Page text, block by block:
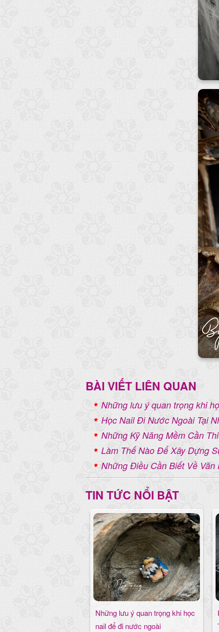
BÀI VIẾT LIÊN QUAN
Những lưu ý quan trọng khi
Học Nail Đi Nước Ngoài Tại
Những Kỹ Năng Mềm Cần
Làm Thế Nào Để Xây Dựng
Những Điều Cần Biết Về
TIN TỨC NỔI BẬT
Những lưu ý quan trọng khi học
nail để đi nước ngoài